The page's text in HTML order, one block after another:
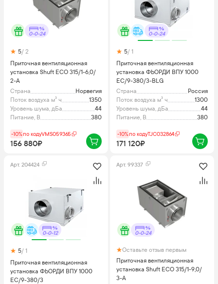
0-0-24
5/ 2
Приточная вентиляционная
установка Shuft ECO 315/1-6,0/
2-A
Страна
Норвегия
Поток воздуха м³ ч
1350
Уровень шума, дБа
44
Питание, В
380
-10%по кодуVMS059365
156 880₽
0-0-24
5/ 1
Приточная вентиляционная
установка ФЬОРДИ ВПУ 1000
ЕС/9-380/3-BLG
Страна
Россия
Поток воздуха м³ ч
1300
Уровень шума, дБа
44
Питание, В
380
-10%по кодуTJC032864
171 120₽
Арт. 204424
0-0-12
5/ 1
Приточная вентиляционная
установка ФЬОРДИ ВПУ 1000
EC/9-380/3
Арт. 99337
0-0-24
Оставьте отзыв первым
Приточная вентиляционная
установка Shuft ECO 315/1-9,0/
3-A